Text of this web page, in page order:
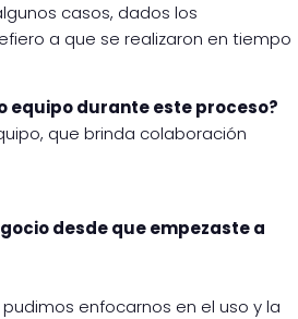
casos, dados los
a que se realizaron en tiempo
equipo durante este proceso?
que brinda colaboración
desde que empezaste a
enfocarnos en el uso y la